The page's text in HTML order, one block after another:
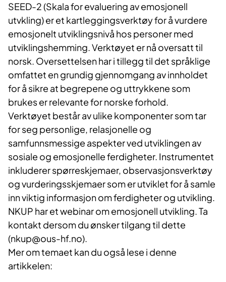
SEED-2 (Skala for evaluering av emosjonell
utvkling) er et kartleggingsverktøy for å vurdere
emosjonelt utviklingsnivå hos personer med
utviklingshemming. Verktøyet er nå oversatt til
norsk. Oversettelsen har i tillegg til det språklige
omfattet en grundig gjennomgang av innholdet
for å sikre at begrepene og uttrykkene som
brukes er relevante for norske forhold.
Verktøyet består av ulike komponenter som tar
for seg personlige, relasjonelle og
samfunnsmessige aspekter ved utviklingen av
sosiale og emosjonelle ferdigheter. Instrumentet
inkluderer spørreskjemaer, observasjonsverktøy
og vurderingsskjemaer som er utviklet for å samle
inn viktig informasjon om ferdigheter og utvikling.
NKUP har et webinar om emosjonell utvikling. Ta
kontakt dersom du ønsker tilgang til dette
(nkup@ous-hf.no).
Mer om temaet kan du også lese i denne
artikkelen: